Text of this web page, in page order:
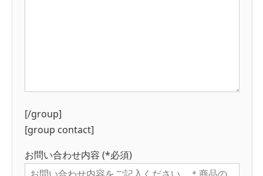
[/group]
[group contact]
お問い合わせ内容 (*必須)